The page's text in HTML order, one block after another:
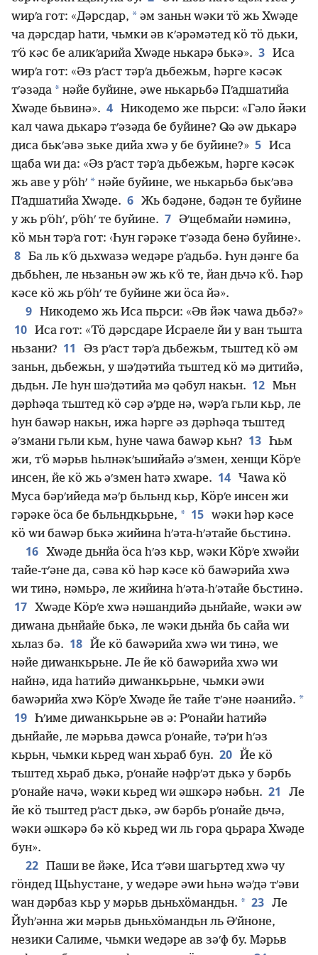
ԝирʹа гот: «Дәрсдар, * әм заньн ԝәки тӧ жь Хԝәде
ча дәрсдар һати, чьмки әв кʹәрәмәтед кӧ тӧ дьки,
тʹӧ кәс бе аликʹарийа Хԝәде нькарә бькә». 3 Иса
ԝирʹа гот: «Әз рʹаст тәрʹа дьбежьм, һәрге кәсәк
тʹәзәда * нәйе буйине, әԝе нькарьбә Пʹадшатийа
Хԝәде бьвинә». 4 Никодемо же пьрси: «Гәло йәки
кал чаԝа дькарә тʹәзәда бе буйине? Ԛә әԝ дькарә
диса бькʹәвә зьке дийа хԝә у бе буйине?» 5 Иса
щаба ԝи да: «Әз рʹаст тәрʹа дьбежьм, һәрге кәсәк
жь аве у рʹӧһʹ * нәйе буйине, ԝе нькарьбә бькʹәвә
Пʹадшатийа Хԝәде. 6 Жь бәдәне, бәдән те буйине
у жь рʹӧһʹ, рʹӧһʹ те буйине. 7 Әʹщебмайи нәминә,
кӧ мьн тәрʹа гот: ‹Һун гәрәке тʹәзәда бенә буйине›.
8 Ба ль кʹӧ дьхԝазә ԝедәре рʹадьбә. Һун дәнге ба
дьбьһен, ле ньзаньн әԝ жь кʹӧ те, йан дьчә кʹӧ. Һәр
кәсе кӧ жь рʹӧһʹ те буйине жи ӧса йә».
9 Никодемо жь Иса пьрси: «Әв йәк чаԝа дьбә?»
10 Иса гот: «Тӧ дәрсдаре Исраеле йи у ван тьшта
ньзани? 11
Әз рʹаст тәрʹа дьбежьм, тьштед кӧ әм
заньн, дьбежьн, у шәʹдәтийа тьштед кӧ мә дитийә,
дьдьн. Ле һун шәʹдәтийа мә ԛәбул накьн. 12 Мьн
дәрһәԛа тьштед кӧ сәр әʹрде нә, ԝәрʹа гьли кьр, ле
һун баԝәр накьн, ижа һәрге әз дәрһәԛа тьштед
әʹзмани гьли кьм, һуне чаԝа баԝәр кьн? 13 Һьм
жи, тʹӧ мәрьв һьлнәкʹьшийайә әʹзмен, хенщи Кӧрʹе
инсен, йе кӧ жь әʹзмен һатә хԝаре. 14
Чаԝа кӧ
Муса бәрʹийеда мәʹр бьльнд кьр, Кӧрʹе инсен жи
гәрәке ӧса бе бьльндкьрьне, * 15 ԝәки һәр кәсе
кӧ ԝи баԝәр бькә жийина һʹәта-һʹәтайе бьстинә.
16 Хԝәде дьнйа ӧса һʹәз кьр, ԝәки Кӧрʹе хԝәйи
тайе-тʹәне да, сәва кӧ һәр кәсе кӧ баԝәрийа хԝә
ԝи тинә, нәмьрә, ле жийина һʹәта-һʹәтайе бьстинә.
17 Хԝәде Кӧрʹе хԝә нәшандийә дьнйайе, ԝәки әԝ
диԝана дьнйайе бькә, ле ԝәки дьнйа бь сайа ԝи
хьлаз бә. 18 Йе кӧ баԝәрийа хԝә ԝи тинә, ԝе
нәйе диԝанкьрьне. Ле йе кӧ баԝәрийа хԝә ԝи
найнә, ида һатийә диԝанкьрьне, чьмки әԝи
баԝәрийа хԝә Кӧрʹе Хԝәде йе тайе тʹәне нәанийә. *
19 Һʹиме диԝанкьрьне әв ә: Рʹонайи һатийә
дьнйайе, ле мәрьва дәԝса рʹонайе, тәʹри һʹәз
кьрьн, чьмки кьред ԝан хьраб бун. 20 Йе кӧ
тьштед хьраб дькә, рʹонайе нәфрʹәт дькә у бәрбь
рʹонайе начә, ԝәки кьред ԝи әшкәрә нәбьн. 21
Ле
йе кӧ тьштед рʹаст дькә, әԝ бәрбь рʹонайе дьчә,
ԝәки әшкәрә бә кӧ кьред ԝи ль гора ԛьрара Хԝәде
бун».
22 Паши ве йәке, Иса тʹәви шагьртед хԝә чу
гӧндед Щьһустане, у ԝедәре әԝи һьнә ԝәʹдә тʹәви
ԝан дәрбаз кьр у мәрьв дьньхӧмандьн. * 23 Ле
Йуһʹәнна жи мәрьв дьньхӧмандьн ль Әʹйноне,
незики Салиме, чьмки ԝедәре ав зәʹф бу. Мәрьв